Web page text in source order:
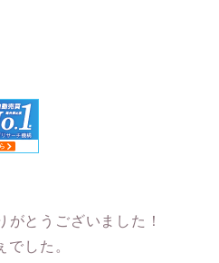
とうございました！
した。